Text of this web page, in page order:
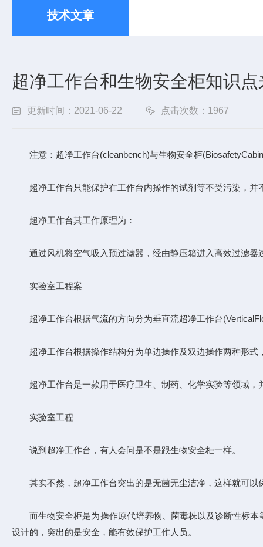
技术文章
超净工作台和生物安全柜知识
更新时间：2021-06-22 点击次数：1967
注意：超净工作台(cleanbench)与生物安全柜
超净工作台只能保护在工作台内操作的试剂等不受污染，并
超净工作台其工作原理为：
通过风机将空气吸入预过滤器，经由静压箱进入高效过滤器
实验室工程案
超净工作台根据气流的方向分为垂直流超净工作台
超净工作台根据操作结构分为单边操作及双边操作两种形式
超净工作台是一款用于医疗卫生、制药、化学实验等领域，
实验室工程
说到超净工作台，有人会问是不是跟生物安全柜一样。
其实不然，超净工作台突出的是无菌无尘洁净，这样就可以
而生物安全柜是为操作原代培养物、菌毒株以及诊断性标本
设计的，突出的是安全，能有效保护工作人员。